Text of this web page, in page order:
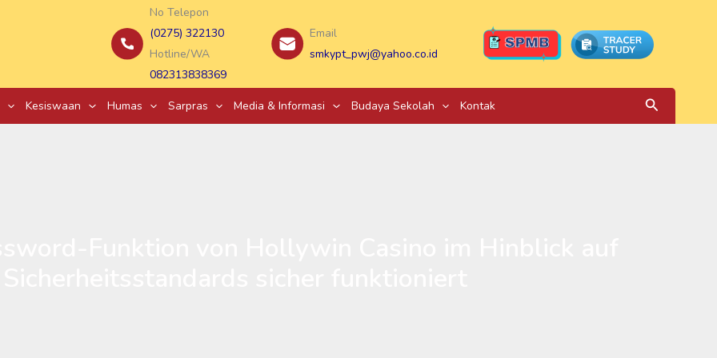
No Telepon
(0275) 322130
Hotline/WA
082313838369
Email
smkypt_pwj@yahoo.co.id
Kesiswaan Humas Sarpras Media & Informasi Budaya Sekolah Kontak Search